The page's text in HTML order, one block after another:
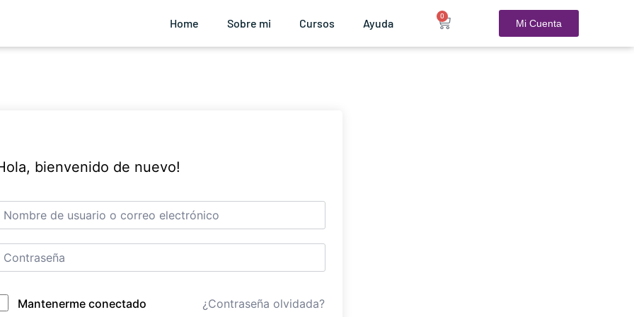
Home Sobre mi Cursos Ayuda
0
Mi Cuenta
bienvenido de nuevo!
Mantenerme conectado ¿Contraseña olvidada?